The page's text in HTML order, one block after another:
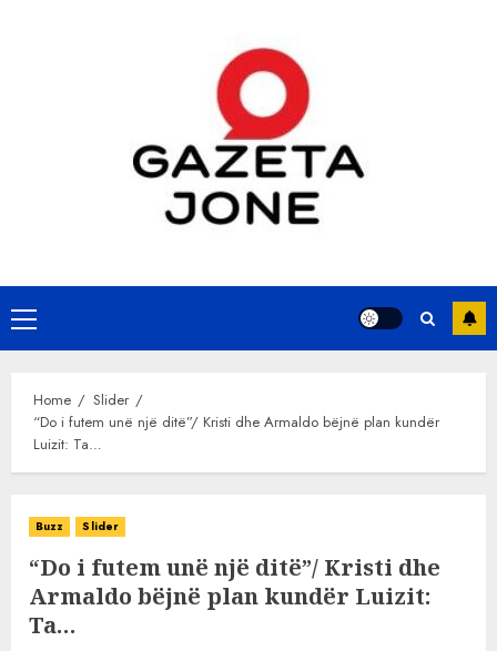
Primary
Menu
Home
Slider
“Do i futem unë një ditë”/ Kristi dhe Armaldo bëjnë plan kundër
Luizit: Ta…
Buzz Slider
“Do i futem unë një ditë”/ Kristi dhe
Armaldo bëjnë plan kundër Luizit:
Ta…